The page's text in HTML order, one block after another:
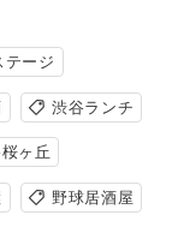
テージ
渋谷ランチ
ヶ丘
野球居酒屋